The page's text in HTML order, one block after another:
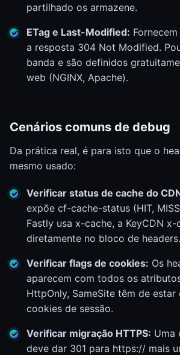
partilhado os armazene.
ETag e Last-Modified:
a resposta 304 Not Modified.
banda e são definidos
web (NGINX, Apache).
Cenários comuns de debug
Da prática real, é para isto que o
mesmo usado:
Verificar status de cache do
expõe cf-cache-status (HIT,
Fastly usa x-cache, a KeyCDN x-
diretamente no bloco de headers.
Verificar flags de cookies: Os
aparecem com todos os
HttpOnly, SameSite têm de
cookies de sessão.
Verificar migração HTTPS: Uma
deve dar 301 para https:// mais